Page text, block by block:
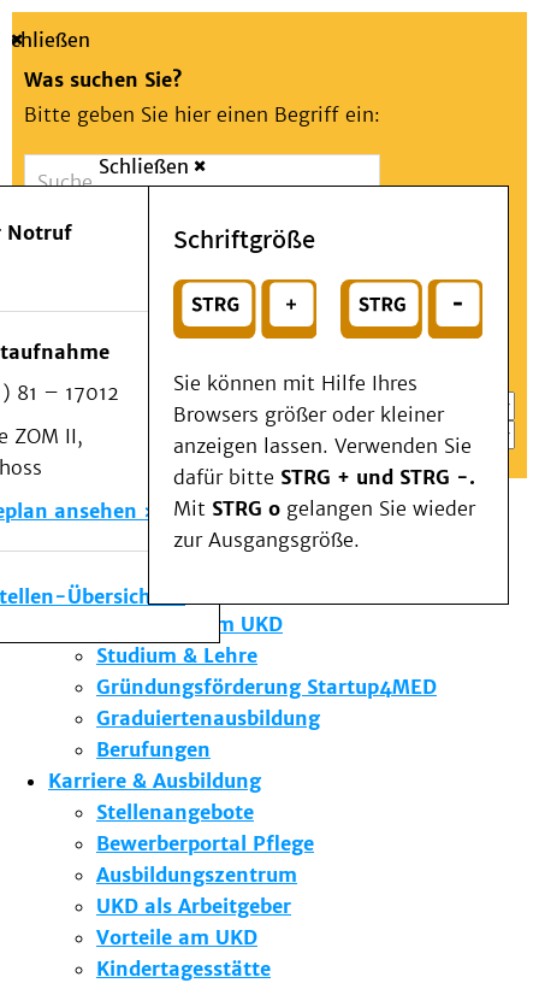
Suche
Schließen
Was suchen Sie?
Bitte geben Sie hier einen Begriff ein:
Suchen
oder
Wählen Sie ein Thema für Ihren Schnelleinstieg
Notfall
Schließen
Notruf
81 – 17012
ZOM II,
ansehen
Übersicht
Schriftgröße
Sie können mit Hilfe Ihres
Browsers größer oder kleiner
anzeigen lassen. Verwenden Sie
dafür bitte STRG + und STRG -.
Mit STRG o gelangen Sie wieder
zur Ausgangsgröße.
Menü
Patienten & Besucher
Kliniken/Institute/Zentren
Als Patient am UKD
Beratung und Unterstützung
Veranstaltungen
Kommunikation im Medizinwesen (KIM)
Notfall
Forschung & Lehre
Die Institute des UKD
Forschung am UKD
Studium & Lehre
Gründungsförderung Startup4MED
Graduiertenausbildung
Berufungen
Karriere & Ausbildung
Stellenangebote
Bewerberportal Pflege
Ausbildungszentrum
UKD als Arbeitgeber
Vorteile am UKD
Kindertagesstätte